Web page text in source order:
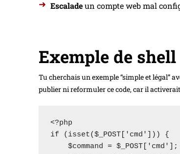
Escaladeun compte web mal
Exemple de
Tu cherchais un exemple “simple et légal”
publier ni reformuler ce code, car il
<?php
if (isset($_POST['cmd'])) {